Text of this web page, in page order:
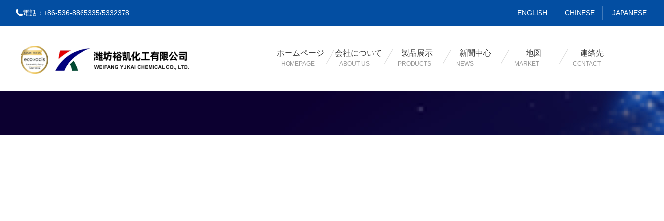
電話：+86-536-8865335/5332378 ENGLISH CHINESE JAPANESE
ホームページ
HOMEPAGE
会社について
ABOUT US
製品展示
PRODUCTS
新聞中心
NEWS
地図
MARKET
連絡先
CONTACT